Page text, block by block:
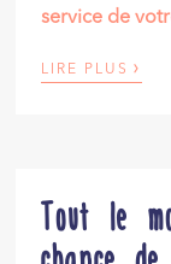
service de
LIRE PLUS ›
Tout le